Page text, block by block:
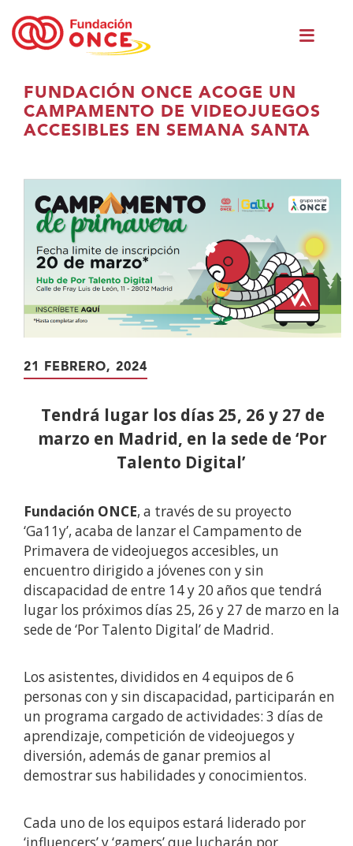
Estás
contido
principal
FUNDACIÓN ONCE ACOGE UN
CAMPAMENTO DE VIDEOJUEGOS
ACCESIBLES EN SEMANA SANTA
21 FEBRERO, 2024
Tendrá lugar los días 25, 26 y 27 de
marzo en Madrid, en la sede de ‘Por
Talento Digital’
Fundación ONCE, a través de su proyecto
‘Ga11y’, acaba de lanzar el Campamento de
Primavera de videojuegos accesibles, un
encuentro dirigido a jóvenes con y sin
discapacidad de entre 14 y 20 años que tendrá
lugar los próximos días 25, 26 y 27 de marzo en la
sede de ‘Por Talento Digital’ de Madrid.
Los asistentes, divididos en 4 equipos de 6
personas con y sin discapacidad, participarán en
un programa cargado de actividades: 3 días de
aprendizaje, competición de videojuegos y
diversión, además de ganar premios al
demostrar sus habilidades y conocimientos.
Cada uno de los equipos estará liderado por
‘influencers’ y ‘gamers’ que lucharán por